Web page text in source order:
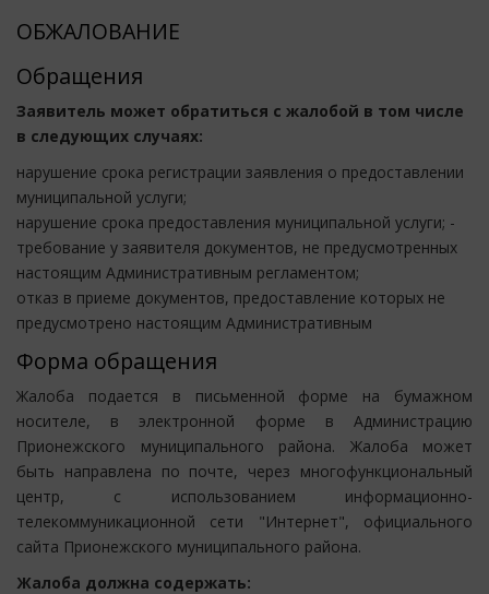
ОБЖАЛОВАНИЕ
Обращения
Заявитель может обратиться с жалобой в том числе
в следующих случаях:
нарушение срока регистрации заявления о предоставлении
муниципальной услуги;
нарушение срока предоставления муниципальной услуги; -
требование у заявителя документов, не предусмотренных
настоящим Административным регламентом;
отказ в приеме документов, предоставление которых не
предусмотрено настоящим Административным
регламентом; - отказ в предоставлении муниципальной
услуги, если основания отказа не предусмотрены
настоящим Административным регламентом;
затребование с заявителя при предоставлении
муниципальной услуги платы, не предусмотренной
настоящим Административным регламентом;
отказ в исправлении допущенных опечаток и ошибок в
выданных в результате предоставления муниципальной
услуги документах либо нарушение установленного срока
таких исправлений.
Форма обращения
Жалоба подается в письменной форме на бумажном
носителе, в электронной форме в Администрацию
Прионежского муниципального района. Жалоба может
быть направлена по почте, через многофункциональный
центр, с использованием информационно-
телекоммуникационной сети "Интернет", официального
сайта Прионежского муниципального района.
Жалоба должна содержать: